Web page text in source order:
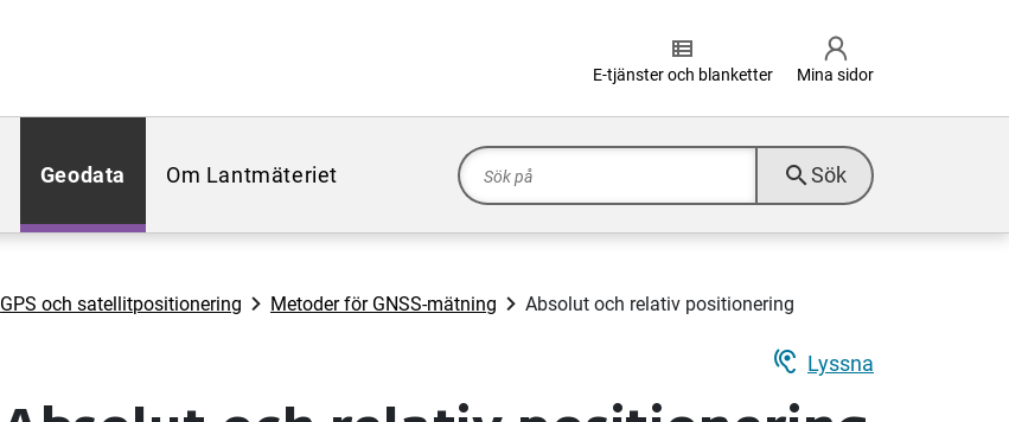
view_list
E-tjänster och blanketter Mina sidor
Geodata Om Lantmäteriet search Sök
GPS och satellitpositionering Metoder för GNSS-mätning Absolut och relativ positionering
hearing Lyssna